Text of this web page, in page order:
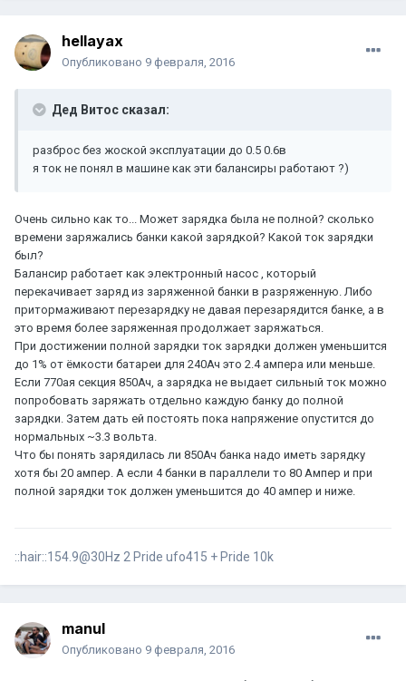
hellayax
Опубликовано 9 февраля, 2016
Дед Витос сказал:
разброс без жоской эксплуатации до 0.5 0.6в
я ток не понял в машине как эти балансиры работают ?)
Очень сильно как то... Может зарядка была не полной? сколько
времени заряжались банки какой зарядкой? Какой ток зарядки
был?
Балансир работает как электронный насос , который
перекачивает заряд из заряженной банки в разряженную. Либо
притормаживают перезарядку не давая перезарядится банке, а в
это время более заряженная продолжает заряжаться.
При достижении полной зарядки ток зарядки должен уменьшится
до 1% от ёмкости батареи для 240Ач это 2.4 ампера или меньше.
Если 770ая секция 850Ач, а зарядка не выдает сильный ток можно
попробовать заряжать отдельно каждую банку до полной
зарядки. Затем дать ей постоять пока напряжение опустится до
нормальных ~3.3 вольта.
Что бы понять зарядилась ли 850Ач банка надо иметь зарядку
хотя бы 20 ампер. А если 4 банки в параллели то 80 Ампер и при
полной зарядки ток должен уменьшится до 40 ампер и ниже.
::hair::154.9@30Hz 2 Pride ufo415 + Pride 10k
manul
Опубликовано 9 февраля, 2016